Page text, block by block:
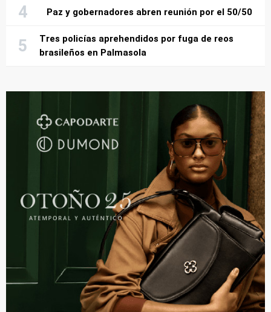
Paz y gobernadores abren reunión por el 50/50
Tres policías aprehendidos por fuga de reos
brasileños en Palmasola